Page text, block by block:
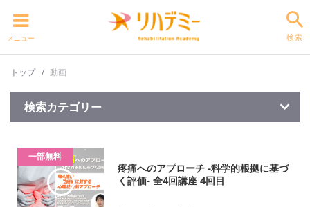
メニュー 検索
トップ 動画
検索カテゴリー
一部無料
疼痛へのアプローチ -科学的根拠に基づ
く評価- 全4回講座 4回目